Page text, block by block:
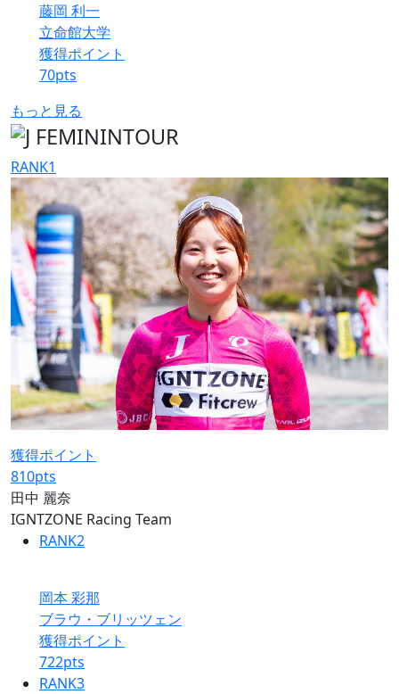
藤岡 利一
立命館大学
獲得ポイント
70pts
もっと見る
RANK1
獲得ポイント
810pts
田中 麗奈
IGNTZONE Racing Team
RANK2
岡本 彩那
ブラウ・ブリッツェン
獲得ポイント
722pts
RANK3